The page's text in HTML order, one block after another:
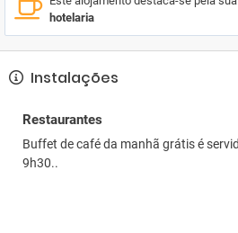
hotelaria
Instalações
Restaurantes
Buffet de café da manhã grátis é
9h30..